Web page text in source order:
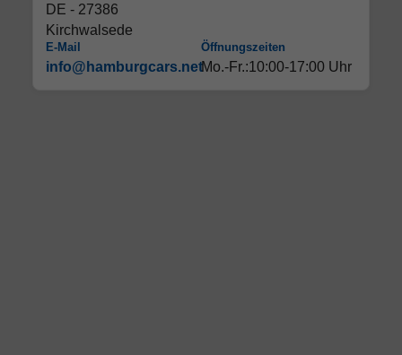
DE - 27386
Kirchwalsede
E-Mail
info@hamburgcars.net
Öffnungszeiten
Mo.-Fr.:10:00-17:00 Uhr